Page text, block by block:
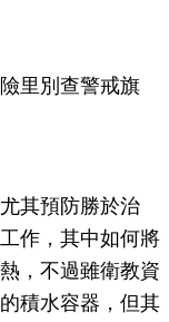
里別查警戒旗
其預防勝於治
作，其中如何將
，不過雖衛教資
積水容器，但其